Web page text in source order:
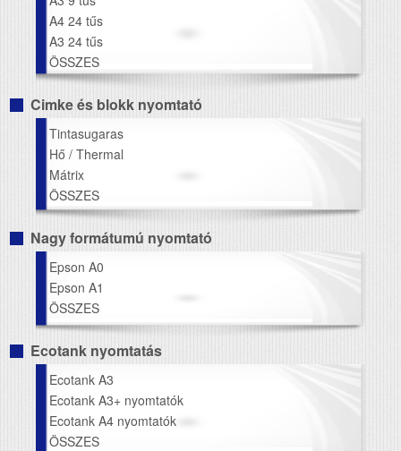
A4 24 tűs
A3 24 tűs
ÖSSZES
Cimke és blokk nyomtató
Tintasugaras
Hő / Thermal
Mátrix
ÖSSZES
Nagy formátumú nyomtató
Epson A0
Epson A1
ÖSSZES
Ecotank nyomtatás
Ecotank A3
Ecotank A3+ nyomtatók
Ecotank A4 nyomtatók
ÖSSZES